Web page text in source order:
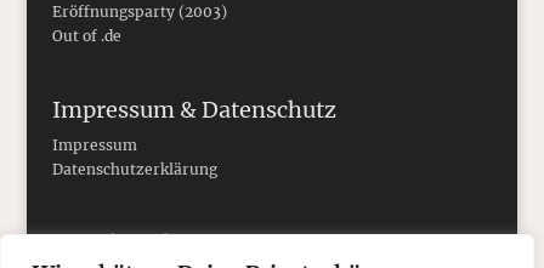
Eröffnungsparty (2003)
Out of .de
Impressum & Datenschutz
Impressum
Datenschutzerklärung
Social Media